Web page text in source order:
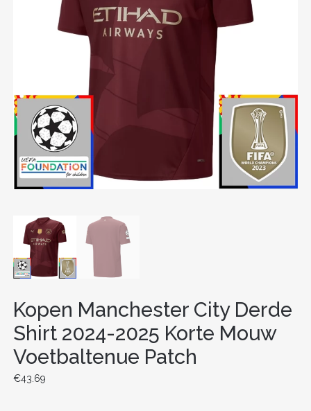
Kopen Manchester City Derde
Shirt 2024-2025 Korte Mouw
Voetbaltenue Patch
€43.69